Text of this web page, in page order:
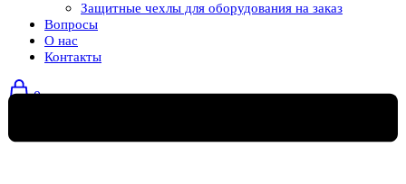
Защитные чехлы для оборудования на заказ
Вопросы
О нас
Контакты
0